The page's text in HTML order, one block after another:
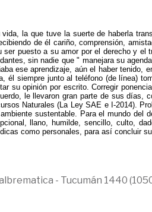
la que tuve la suerte de haberla
de él cariño, comprensión,
puesto a su amor por el derecho y
sin nadie que " manejara su
ese aprendizaje, aún el haber
él siempre junto al teléfono (de línea)
su opinión por escrito. Corregir
le llevaron gran parte de sus
Naturales (La Ley SAE e I-2014).
sustentable. Para el mundo
llano, humilde, sencillo, culto,
como personales, para así concluir
- Tucumán 1440